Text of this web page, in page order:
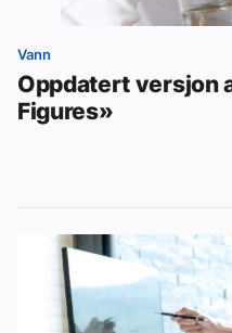
Vann
Oppdatert versjon
Figures»